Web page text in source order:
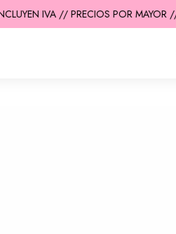
IVA // PRECIOS POR MAYOR //